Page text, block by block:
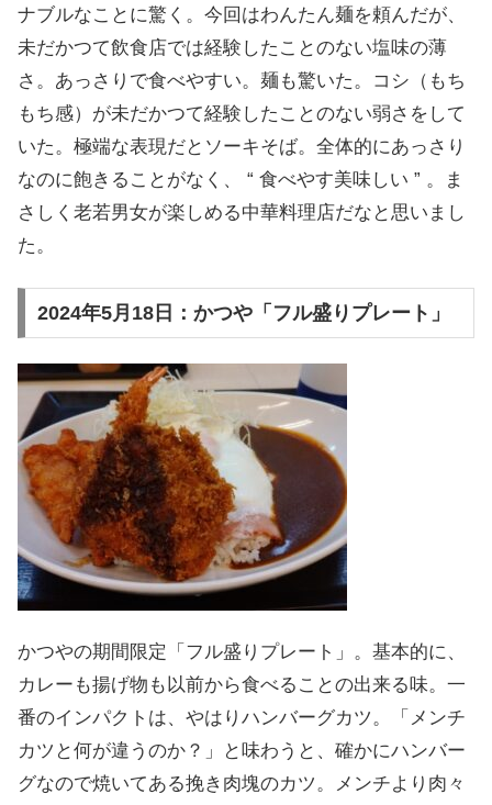
ナブルなことに驚く。今回はわんたん麺を頼んだが、
未だかつて飲食店では経験したことのない塩味の薄
さ。あっさりで食べやすい。麺も驚いた。コシ（もち
もち感）が未だかつて経験したことのない弱さをして
いた。極端な表現だとソーキそば。全体的にあっさり
なのに飽きることがなく、 “ 食べやす美味しい ” 。ま
さしく老若男女が楽しめる中華料理店だなと思いまし
た。
2024年5月18日：かつや「フル盛りプレート」
かつやの期間限定「フル盛りプレート」。基本的に、
カレーも揚げ物も以前から食べることの出来る味。一
番のインパクトは、やはりハンバーグカツ。「メンチ
カツと何が違うのか？」と味わうと、確かにハンバー
グなので焼いてある挽き肉塊のカツ。メンチより肉々